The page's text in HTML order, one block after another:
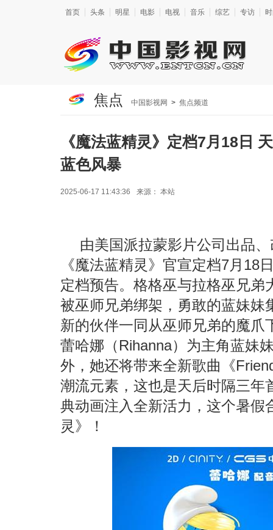
首页 头条 明星 电影 电视 音乐 综艺 专访
焦点 中国影视网 > 焦点频道
《魔法蓝精灵》定档7月18日
蓝色风暴
2025-06-17 11:43:36 来源： 本站
由美国派拉蒙影片公司出品
《魔法蓝精灵》官宣定档7月18
定档预告。格格巫与拉格巫兄
被巫师兄弟绑架，勇敢的蓝妹妹
新的伙伴一同从巫师兄弟的魔爪
蕾哈娜（Rihanna）为主角蓝妹
外，她还将带来全新歌曲《
潮流元素，这也是天后时隔三年
典动画注入全新活力，这个暑假
灵》！